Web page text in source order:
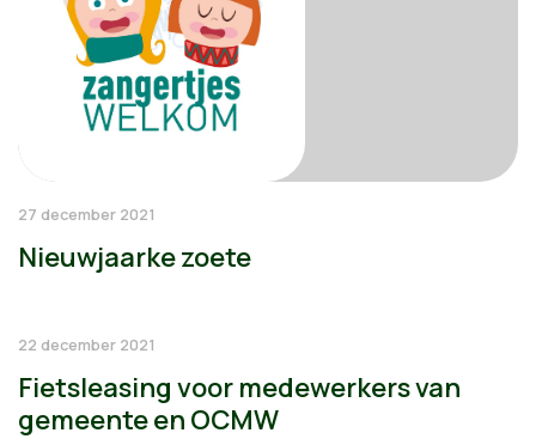
27 december 2021
Nieuwjaarke zoete
22 december 2021
Fietsleasing voor medewerkers van
gemeente en OCMW